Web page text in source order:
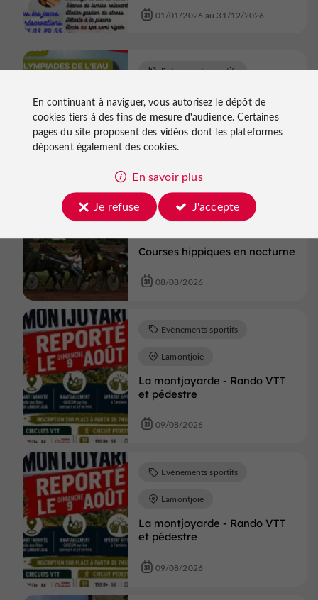
01/01/2026 au 31/12/2026
OLYMPIADES DE L'EAU
Evènements sportifs
Aiguillon
08/08/2026
Courses hippiques en nocturne
Evènements sportifs
08/08/2026
La montjoyarde - Rando VTT
et pédestre
Evènements sportifs
Lamontjoie
09/08/2026
La montjoyarde - Rando VTT
et pédestre
Evènements sportifs
Lamontjoie
09/08/2026
En continuant à naviguer, vous autorisez le dépôt de
cookies tiers à des fins de mesure d'audience. Certaines
pages du site proposent des vidéos dont les plateformes
déposent également des cookies.
En savoir plus
Je refuse
J'accepte